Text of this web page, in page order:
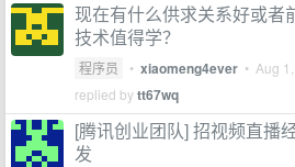
现在有什么供求关系好或者
技术值得学？
程序员 • xiaomeng4ever • Aug
replied bytt67wq
[腾讯创业团队] 招视频直播
发